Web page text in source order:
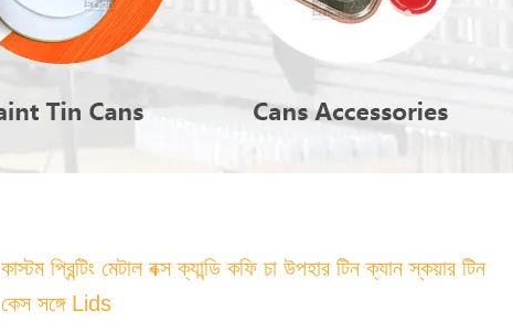
কাস্টম প্রিন্টিং মেটাল বক্স ক্যান্ডি কফি চা উপহার টিন ক্যান স্কয়ার টিন
কেস সঙ্গে Lids